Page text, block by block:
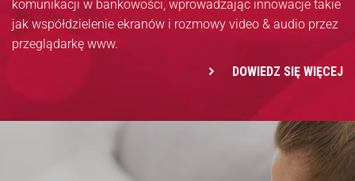
komunikacji w bankowości, wprowadzając innowacje takie
jak współdzielenie ekranów i rozmowy video & audio przez
przeglądarkę www.
DOWIEDZ SIĘ WIĘCEJ